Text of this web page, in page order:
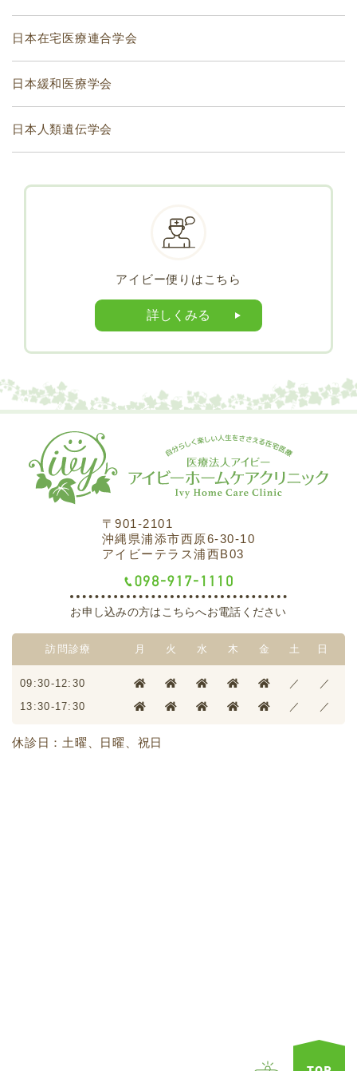
日本在宅医療連合学会
日本緩和医療学会
日本人類遺伝学会
アイビー便りはこちら
詳しくみる
〒901-2101
沖縄県浦添市西原6-30-10
アイビーテラス浦西B03
お申し込みの方はこちらへお電話ください
訪問診療 月 火 水 木 金 土 日
09:30-12:30 ／
／
13:30-17:30
／ ／
休診日：土曜、日曜、祝日